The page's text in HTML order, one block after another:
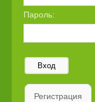
Пароль:
Вход
Регистрация